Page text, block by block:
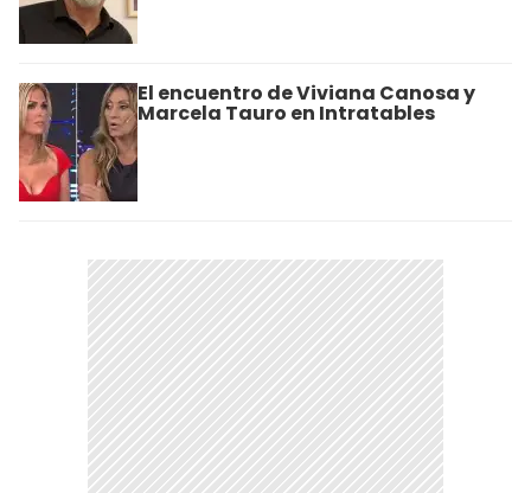
El encuentro de Viviana Canosa y
Marcela Tauro en Intratables